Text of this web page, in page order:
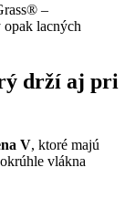
–
opak lacných
drží aj pri
V, ktoré majú
vlákna